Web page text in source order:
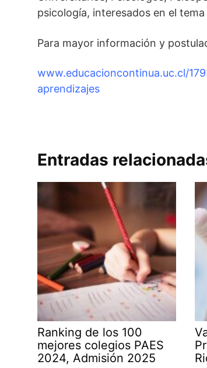
psicología, interesados en el
Para mayor información y
www.educacioncontinua.uc.cl/
aprendizajes
Entradas
Ranking de los 100
mejores colegios PAES
2024, Admisión 2025